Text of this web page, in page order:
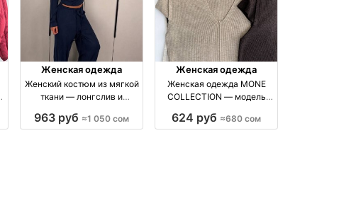
Женская одежда
Женский костюм из мягкой
ткани — лонгслив и
963 руб ≈1 050 сом
Женская одежда
Женская одежда MONE
COLLECTION — модель
оттенках бренд Made in
624 руб ≈680 сом